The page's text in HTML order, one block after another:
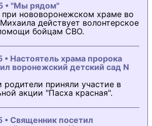
• "Мы рядом"
при нововоронежском храме во
действует волонтерское
бойцам СВО.
• Настоятель храма пророка
воронежский детский сад N
родители приняли участие в
акции "Пасха красная".
• Священник посетил